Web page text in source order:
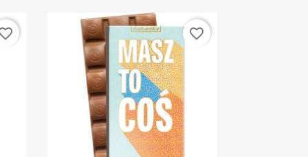
favorite_border